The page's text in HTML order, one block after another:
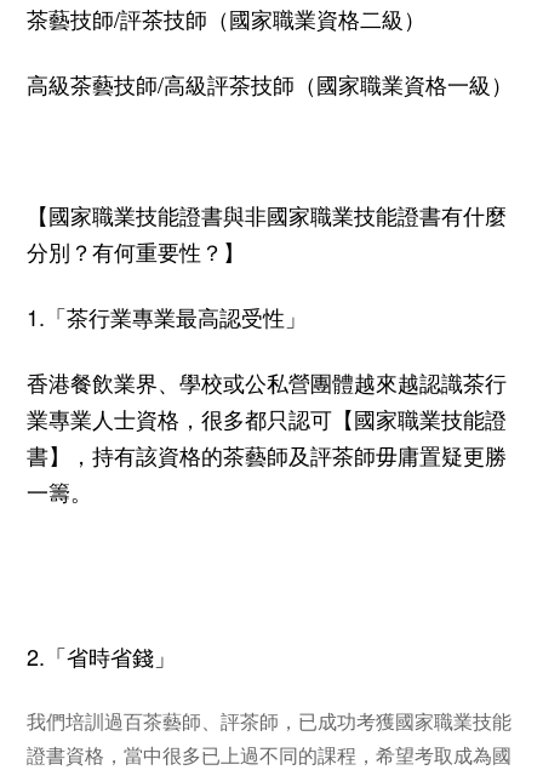
茶藝技師/評茶技師（國家職業資格二級）
高級茶藝技師/高級評茶技師（國家職業資格一級）
【國家職業技能證書與非國家職業技能證書有什麼
分別？有何重要性？ 】
1.「茶行業專業最高認受性」
香港餐飲業界、學校或公私營團體越來越認識茶行
業專業人士資格，很多都只認可【國家職業技能證
書】，持有該資格的茶藝師及評茶師毋庸置疑更勝
一籌。
2.「省時省錢」
我們培訓過百茶藝師、評茶師，已成功考獲國家職業技能
證書資格，當中很多已上過不同的課程，希望考取成為國